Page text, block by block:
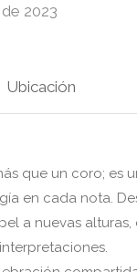
2023
Ubicación
que un coro;
en cada nota.
a nuevas